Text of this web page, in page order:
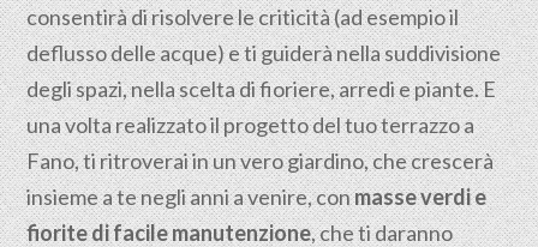
consentirà di risolvere le criticità (ad esempio il
deflusso delle acque) e ti guiderà nella suddivisione
degli spazi, nella scelta di fioriere, arredi e piante. E
una volta realizzato il progetto del tuo terrazzo a
Fano, ti ritroverai in un vero giardino, che crescerà
insieme a te negli anni a venire, conmasse verdi e
fiorite di facile manutenzione, che ti daranno